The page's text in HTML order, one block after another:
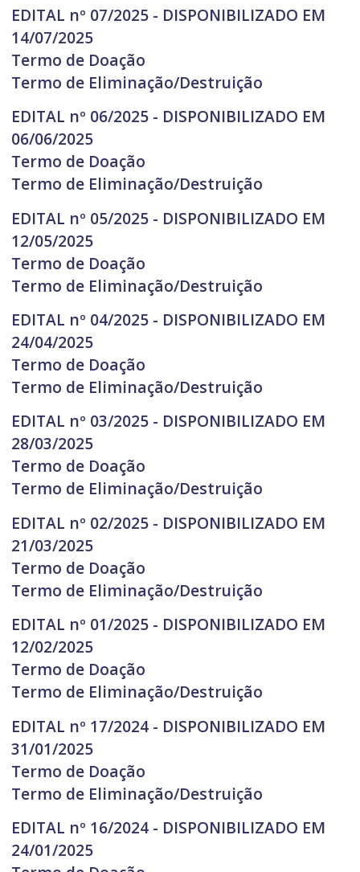
EDITAL nº 07/2025 - DISPONIBILIZADO EM
14/07/2025
Termo de Doação
Termo de Eliminação/Destruição
EDITAL nº 06/2025 - DISPONIBILIZADO EM
06/06/2025
Termo de Doação
Termo de Eliminação/Destruição
EDITAL nº 05/2025 - DISPONIBILIZADO EM
12/05/2025
Termo de Doação
Termo de Eliminação/Destruição
EDITAL nº 04/2025 - DISPONIBILIZADO EM
24/04/2025
Termo de Doação
Termo de Eliminação/Destruição
EDITAL nº 03/2025 - DISPONIBILIZADO EM
28/03/2025
Termo de Doação
Termo de Eliminação/Destruição
EDITAL nº 02/2025 - DISPONIBILIZADO EM
21/03/2025
Termo de Doação
Termo de Eliminação/Destruição
EDITAL nº 01/2025 - DISPONIBILIZADO EM
12/02/2025
Termo de Doação
Termo de Eliminação/Destruição
EDITAL nº 17/2024 - DISPONIBILIZADO EM
31/01/2025
Termo de Doação
Termo de Eliminação/Destruição
EDITAL nº 16/2024 - DISPONIBILIZADO EM
24/01/2025